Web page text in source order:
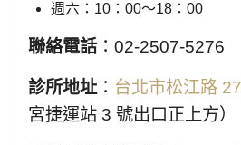
週六：10：00～18：00
聯絡電話：02-2507-5276
診所地址 ： 台北市松江路
宮捷運站 3 號出口正上方）